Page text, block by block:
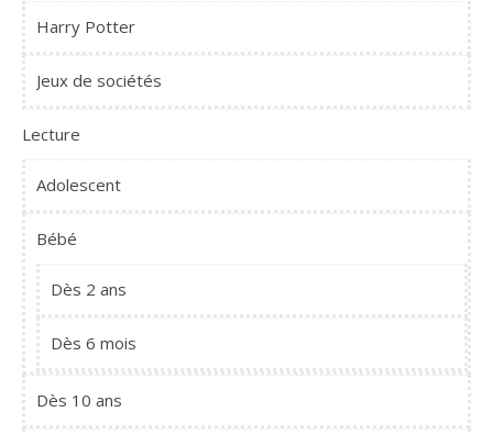
Harry Potter
Jeux de sociétés
Lecture
Adolescent
Bébé
Dès 2 ans
Dès 6 mois
Dès 10 ans